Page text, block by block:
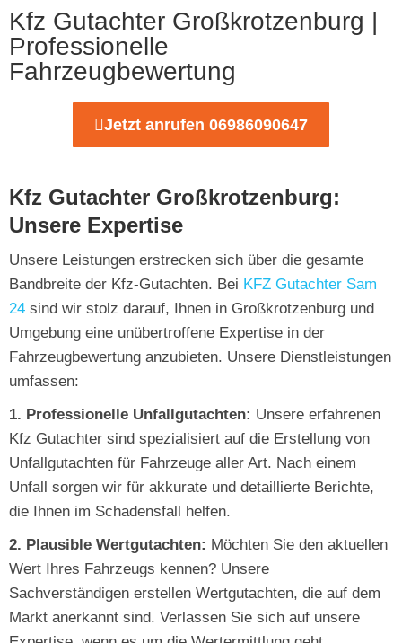
Kfz Gutachter Großkrotzenburg |
Professionelle
Fahrzeugbewertung
Jetzt anrufen 06986090647
Kfz Gutachter Großkrotzenburg:
Unsere Expertise
Unsere Leistungen erstrecken sich über die gesamte
Bandbreite der Kfz-Gutachten. Bei KFZ Gutachter Sam
24 sind wir stolz darauf, Ihnen in Großkrotzenburg und
Umgebung eine unübertroffene Expertise in der
Fahrzeugbewertung anzubieten. Unsere Dienstleistungen
umfassen:
1. Professionelle Unfallgutachten: Unsere erfahrenen
Kfz Gutachter sind spezialisiert auf die Erstellung von
Unfallgutachten für Fahrzeuge aller Art. Nach einem
Unfall sorgen wir für akkurate und detaillierte Berichte,
die Ihnen im Schadensfall helfen.
2. Plausible Wertgutachten: Möchten Sie den aktuellen
Wert Ihres Fahrzeugs kennen? Unsere
Sachverständigen erstellen Wertgutachten, die auf dem
Markt anerkannt sind. Verlassen Sie sich auf unsere